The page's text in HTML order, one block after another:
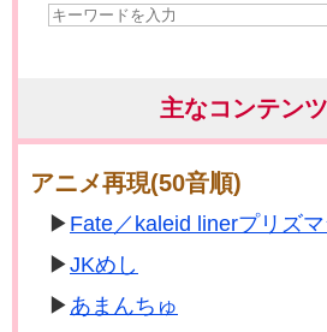
主なコンテン
アニメ再現(50音順)
Fate／kaleid linerプリズ
JKめし
あまんちゅ